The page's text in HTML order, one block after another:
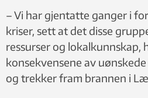
– Vi har gjentatte ganger i
kriser, sett at det disse
ressurser og lokalkunnskap,
konsekvensene av
og trekker fram brannen i